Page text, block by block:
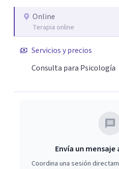
Online
Terapia online
Servicios y precios
Consulta para Psicología
Envía un
Coordina una sesión